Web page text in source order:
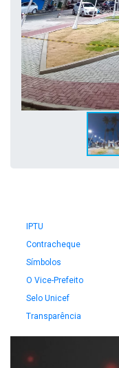
IPTU
Contracheque
Símbolos
O Vice-Prefeito
Selo Unicef
Transparência